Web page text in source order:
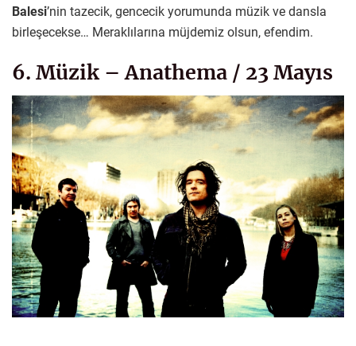
Balesi’nin tazecik, gencecik yorumunda müzik ve dansla
birleşecekse… Meraklılarına müjdemiz olsun, efendim.
6. Müzik – Anathema / 23 Mayıs